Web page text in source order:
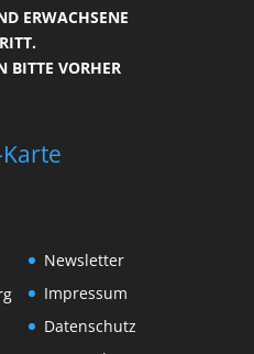
ERWACHSENE
VORHER R
Newsletter
Impressum
Datenschutz